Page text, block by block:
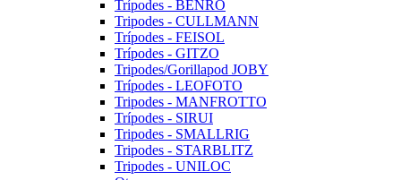
Trípodes - BENRO
Tripodes - CULLMANN
Trípodes - FEISOL
Trípodes - GITZO
Tripodes/Gorillapod JOBY
Trípodes - LEOFOTO
Tripodes - MANFROTTO
Trípodes - SIRUI
Tripodes - SMALLRIG
Tripodes - STARBLITZ
Tripodes - UNILOC